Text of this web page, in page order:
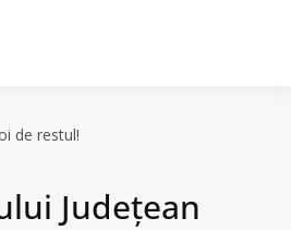
de restul!
Judeţean